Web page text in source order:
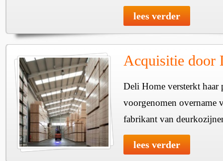
lees verder
Acquisitie door
Deli Home versterkt haar
voorgenomen overname
fabrikant van
lees verder